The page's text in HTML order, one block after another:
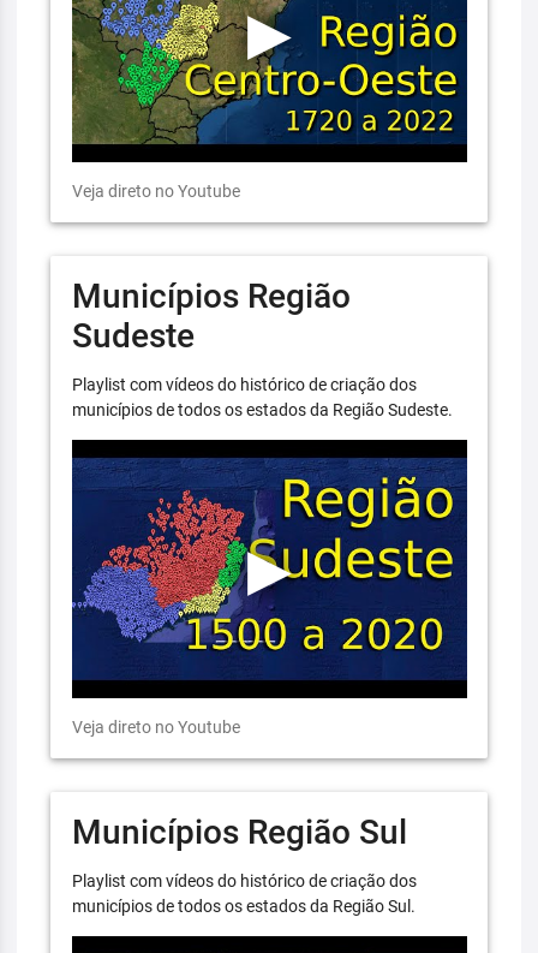
Veja direto no Youtube
Municípios Região
Sudeste
Playlist com vídeos do histórico de criação dos
municípios de todos os estados da Região Sudeste.
Veja direto no Youtube
Municípios Região Sul
Playlist com vídeos do histórico de criação dos
municípios de todos os estados da Região Sul.